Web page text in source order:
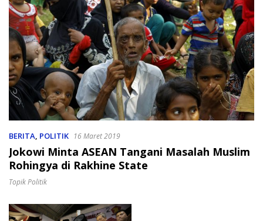
BERITA, POLITIK 16 Maret 2019
Jokowi Minta ASEAN Tangani Masalah Muslim
Rohingya di Rakhine State
Topik Politik